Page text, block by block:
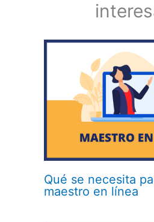
Qué se necesita
maestro en línea